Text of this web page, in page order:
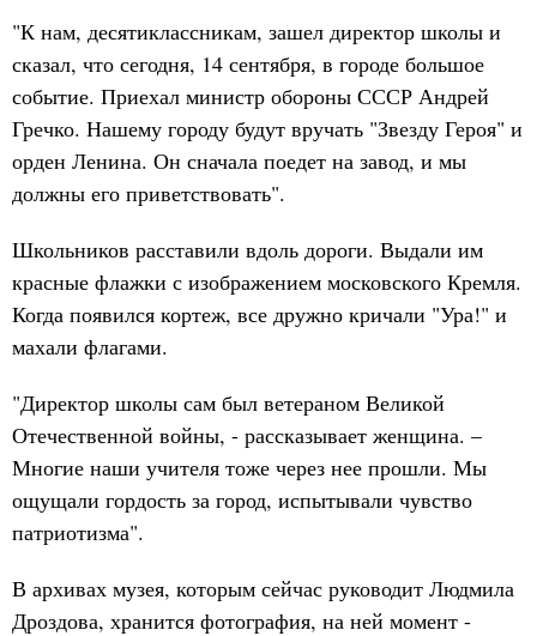
"К нам, десятиклассникам, зашел директор школы и
сказал, что сегодня, 14 сентября, в городе большое
событие. Приехал министр обороны СССР Андрей
Гречко. Нашему городу будут вручать "Звезду Героя" и
орден Ленина. Он сначала поедет на завод, и мы
должны его приветствовать".
Школьников расставили вдоль дороги. Выдали им
красные флажки с изображением московского Кремля.
Когда появился кортеж, все дружно кричали "Ура!" и
махали флагами.
"Директор школы сам был ветераном Великой
Отечественной войны, - рассказывает женщина. –
Многие наши учителя тоже через нее прошли. Мы
ощущали гордость за город, испытывали чувство
патриотизма".
В архивах музея, которым сейчас руководит Людмила
Дроздова, хранится фотография, на ней момент -